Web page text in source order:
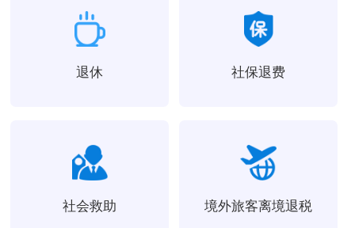
退休 社保退费
社会救助 境外旅客离境退税